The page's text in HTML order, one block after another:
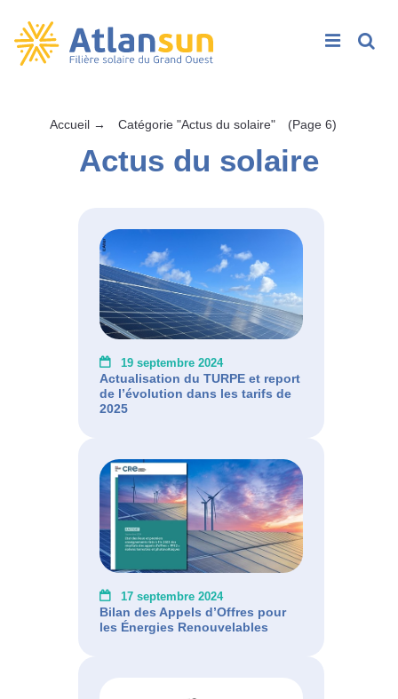
Accueil → Catégorie "Actus du solaire" (Page 6)
Actus du solaire
19 septembre 2024
Actualisation du TURPE et report
de l’évolution dans les tarifs de
2025
17 septembre 2024
Bilan des Appels d’Offres pour
les Énergies Renouvelables